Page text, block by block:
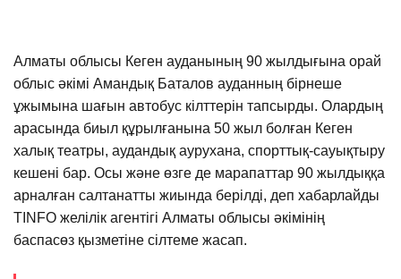
Алматы облысы Кеген ауданының 90 жылдығына орай
облыс әкімі Амандық Баталов ауданның бірнеше
ұжымына шағын автобус кілттерін тапсырды. Олардың
арасында биыл құрылғанына 50 жыл болған Кеген
халық театры, аудандық аурухана, спорттық-сауықтыру
кешені бар. Осы және өзге де марапаттар 90 жылдыққа
арналған салтанатты жиында берілді, деп хабарлайды
TINFO желілік агентігі Алматы облысы әкімінің
баспасөз қызметіне сілтеме жасап.